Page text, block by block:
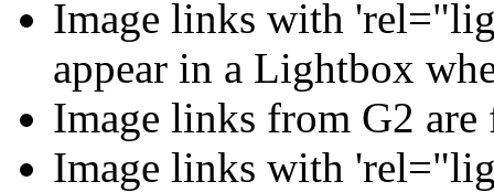
Image links with
appear in a Lightbox
Image links from G2
Image links with